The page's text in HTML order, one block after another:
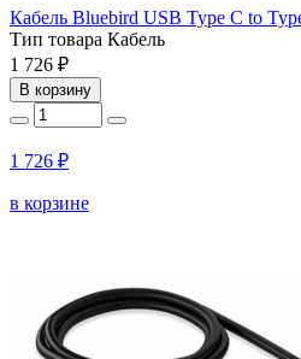
Кабель Bluebird USB Type C to
Тип товара Кабель
1 726 ₽
В корзину
1 726 ₽
в корзине